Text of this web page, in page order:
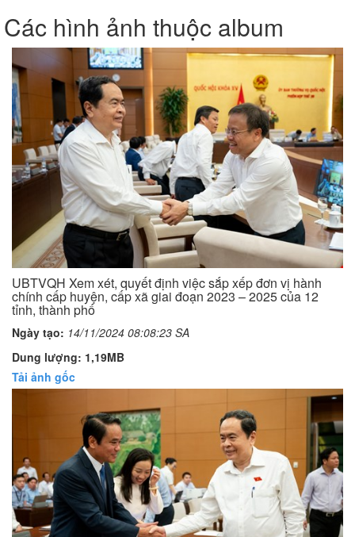
Các hình ảnh thuộc album
UBTVQH Xem xét, quyết định việc sắp xếp đơn vị hành
chính cấp huyện, cấp xã giai đoạn 2023 – 2025 của 12
tỉnh, thành phố
Ngày tạo: 14/11/2024 08:08:23 SA
Dung lượng: 1,19MB
Tải ảnh gốc